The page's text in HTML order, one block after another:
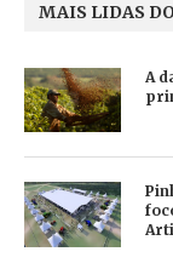
MAIS LIDAS
A